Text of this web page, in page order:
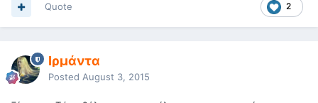
2
Quote
Ιρμάντα
Posted August 3, 2015